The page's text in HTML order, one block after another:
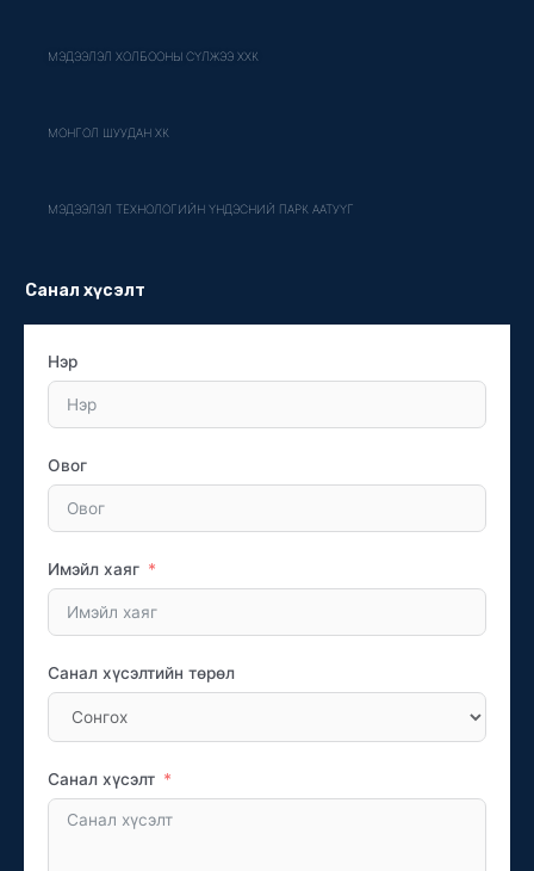
МЭДЭЭЛЭЛ ХОЛБООНЫ СҮЛЖЭЭ ХХК
МОНГОЛ ШУУДАН ХК
МЭДЭЭЛЭЛ ТЕХНОЛОГИЙН ҮНДЭСНИЙ ПАРК ААТУҮГ
Санал хүсэлт
Нэр
Овог
Имэйл хаяг
Санал хүсэлтийн төрөл
Санал хүсэлт